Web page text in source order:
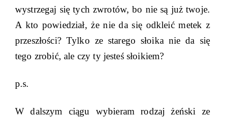
wystrzegaj się tych zwrotów, bo nie są już twoje.
A kto powiedział, że nie da się odkleić metek z
przeszłości? Tylko ze starego słoika nie da się
tego zrobić, ale czy ty jesteś słoikiem?
p.s.
W dalszym ciągu wybieram rodzaj żeński ze